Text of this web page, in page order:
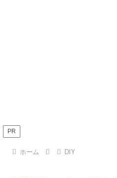
PR
ホーム DIY